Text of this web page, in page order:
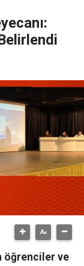
öğrenciler ve